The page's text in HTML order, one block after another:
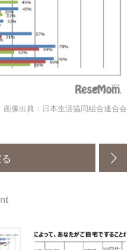
画像出典：日本生活協同組合連合会